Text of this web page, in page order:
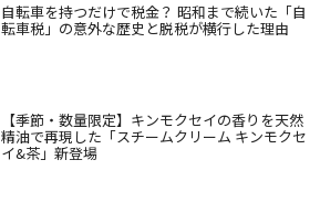
自転車を持つだけで税金？ 昭和まで続いた「自
転車税」の意外な歴史と脱税が横行した理由
【季節・数量限定】キンモクセイの香りを天然
精油で再現した「スチームクリーム キンモクセ
イ&茶」新登場